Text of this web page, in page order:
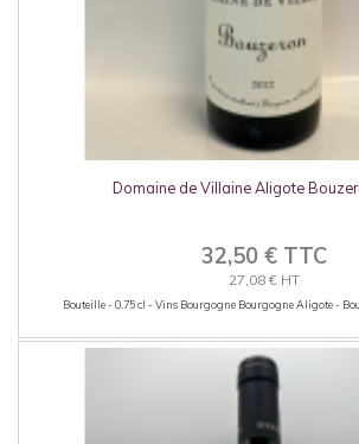
Domaine de Villaine Aligote
32,50 € TTC
27,08 € HT
Bouteille - 0.75 cl - Vins Bourgogne Bourgogne Aligote -